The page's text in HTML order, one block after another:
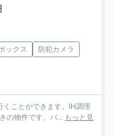
ックス
防犯カメラ
ことができます。IH調理
の物件です。バ... もっと見